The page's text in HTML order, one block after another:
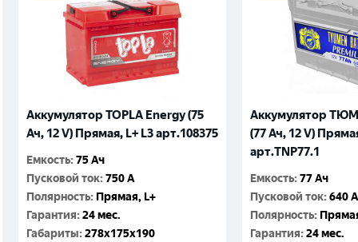
Аккумулятор TOPLA Energy (75
Ач, 12 V) Прямая, L+ L3 арт.108375
Емкость:75 Ач
Пусковой ток:750 A
Полярность: Прямая, L+
Гарантия:24 мес.
Габариты:278x175x190
Аккумулятор
(77 Ач, 12 V)
арт.TNP77.1
Емкость:77 Ач
Пусковой ток:640 A
Полярность:
Гарантия:24 мес.